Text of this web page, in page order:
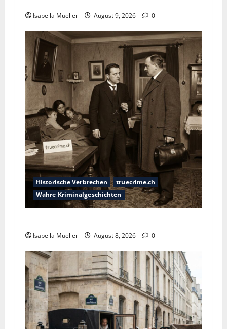
Isabella Mueller August 9, 2026 0
Historische Verbrechen
truecrime.ch
Wahre Kriminalgeschichten
Isabella Mueller August 8, 2026 0